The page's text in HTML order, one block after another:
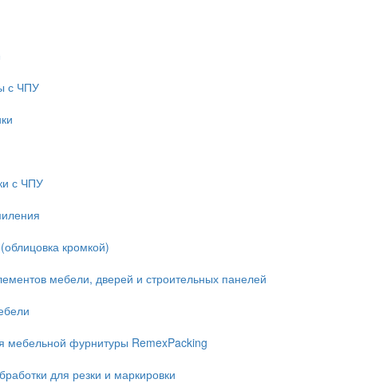
с ЧПУ
с ЧПУ
кромкой)
мебели, дверей и строительных панелей
мебельной фурнитуры RemexPacking
для резки и маркировки